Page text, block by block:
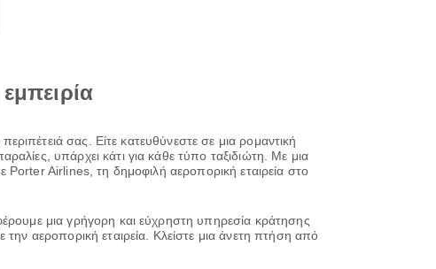
σας. Είτε κατευθύνεστε σε μια ρομαντική
υπάρχει κάτι για κάθε τύπο ταξιδιώτη. Με μια
Porter Airlines, τη δημοφιλή αεροπορική εταιρεία στο
μια γρήγορη και εύχρηστη υπηρεσία κράτησης
αεροπορική εταιρεία. Κλείστε μια άνετη πτήση από